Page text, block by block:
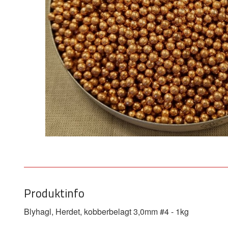
Produktinfo
Blyhagl, Herdet, kobberbelagt 3,0mm #4 - 1kg